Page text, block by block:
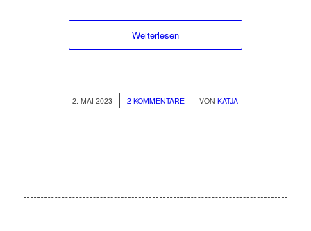
Weiterlesen
2. MAI 2023
/ 2 KOMMENTARE
/ VONKATJA